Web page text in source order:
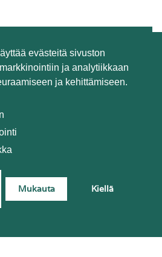
evästeitä sivuston
ja analytiikkaan
ja kehittämiseen.
Mukauta Kiellä